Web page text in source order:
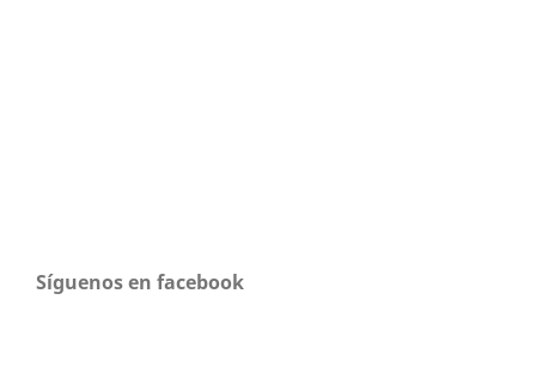
Síguenos en facebook